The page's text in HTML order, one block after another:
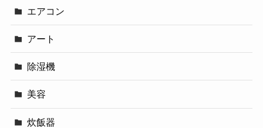
エアコン
アート
除湿機
美容
炊飯器